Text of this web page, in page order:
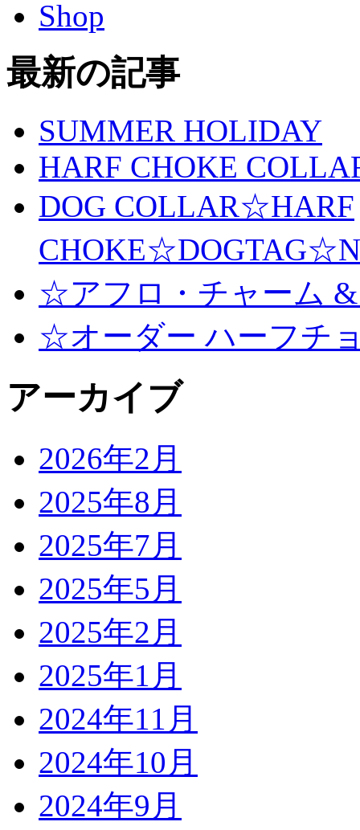
Shop
最新の記事
SUMMER HOLIDAY
HARF CHOKE
DOG COLLAR☆HARF
☆アフロ・チャーム
☆オーダー ハーフチ
アーカイブ
2026年2月
2025年8月
2025年7月
2025年5月
2025年2月
2025年1月
2024年11月
2024年10月
2024年9月